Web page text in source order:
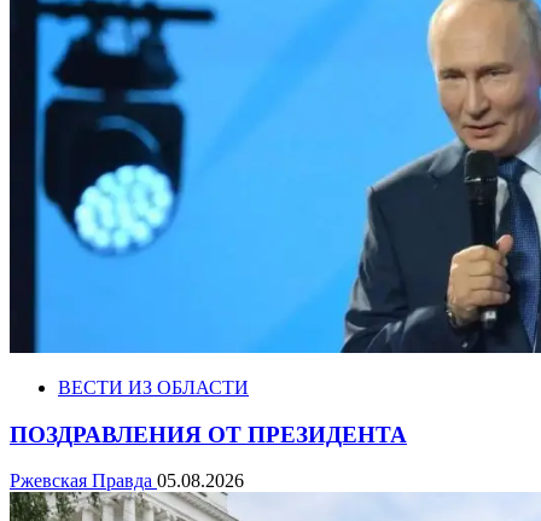
ВЕСТИ ИЗ ОБЛАСТИ
ПОЗДРАВЛЕНИЯ ОТ ПРЕЗИДЕНТА
Ржевская Правда 05.08.2026